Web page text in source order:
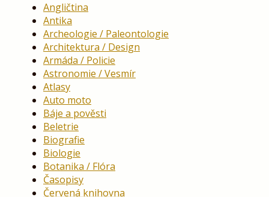
Angličtina
Antika
Archeologie / Paleontologie
Architektura / Design
Armáda / Policie
Astronomie / Vesmír
Atlasy
Auto moto
Báje a pověsti
Beletrie
Biografie
Biologie
Botanika / Flóra
Časopisy
Červená knihovna